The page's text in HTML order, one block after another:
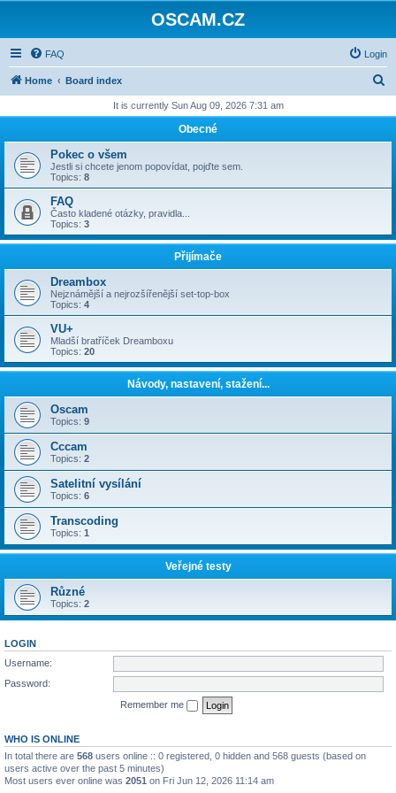
OSCAM.CZ
FAQ Login
Home Board index
r
h
It is currently Sun Aug 09, 2026 7:31 am
Obecné
Pokec o všem
Jestli si chcete jenom popovídat, pojďte sem.
Topics: 8
FAQ
Často kladené otázky, pravidla...
Topics: 3
Přijímače
Dreambox
Nejznámější a nejrozšířenější set-top-box
Topics: 4
VU+
Mladší bratříček Dreamboxu
Topics: 20
Návody, nastavení, stažení...
Oscam
Topics: 9
Cccam
Topics: 2
Satelitní vysílání
Topics: 6
Transcoding
Topics: 1
Veřejné testy
Různé
Topics: 2
LOGIN
Username:
Password:
Remember me
WHO IS ONLINE
In total there are 568 users online :: 0 registered, 0 hidden and 568 guests (based on
users active over the past 5 minutes)
Most users ever online was 2051 on Fri Jun 12, 2026 11:14 am